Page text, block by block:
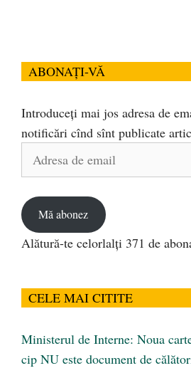
ABONAȚI-VĂ
Introduceți mai jos adresa de
notificări cînd sînt publicate
Mă abonez
Alătură-te celorlalți 371 de
CELE MAI CITITE
Ministerul de Interne: Noua
cip NU este document de